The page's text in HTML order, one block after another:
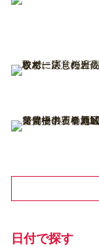
日付で探す